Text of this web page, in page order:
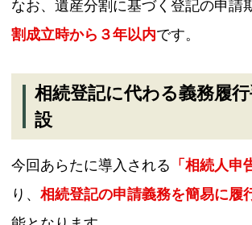
なお、遺産分割に基づく登記の申請
割成立時から３年以内です。
相続登記に代わる義務履
設
今回あらたに導入される 「相続人申
り、 相続登記の申請義務を簡易に履